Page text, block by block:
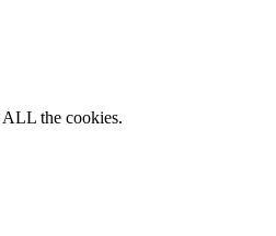
ALL the cookies.